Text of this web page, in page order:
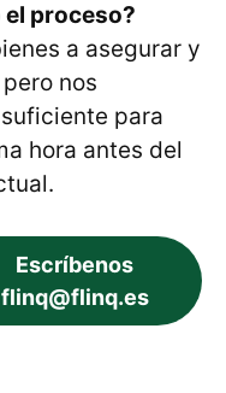
proceso?
a asegurar y
nos
para
hora antes del
Escríbenos
flinq@flinq.es